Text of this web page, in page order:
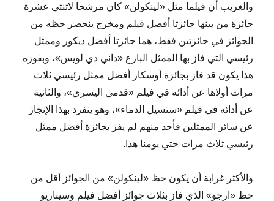
والغريب أن فيلما مثل «لينكولن» كان مرشحا لاثنتي عشرة
جائزة من بينها جائزتا أفضل فيلم ومخرج ينحصر حظه من
الجوائز في جائزتين فقط، هما جائزتا أفضل ديكور وممثل
رئيسي التي فاز بها الممثل البارع «داني دي لويس»، وبفوزه
هذا يكون قد فاز بجائزة أوسكار أفضل ممثل رئيسي ثلاث
مرات أولاها عن أدائه في فيلم «قدمي اليسري»، والثانية
عن أدائه في فيلم «ستسيل الدماء»، وهو ينفرد بهذا الإنجاز
عن سائر الممثلين فأحد منهم لم يفز بجائزة أفضل ممثل
رئيسي ثلاث مرات حتي يومنا هذا.
والأكثر غرابة أن يكون حظ «لينكولن» من الجوائز أقل من
حظ «ارجو» الذي فاز بثلاث جوائز أفضل فيلم وسيناريو